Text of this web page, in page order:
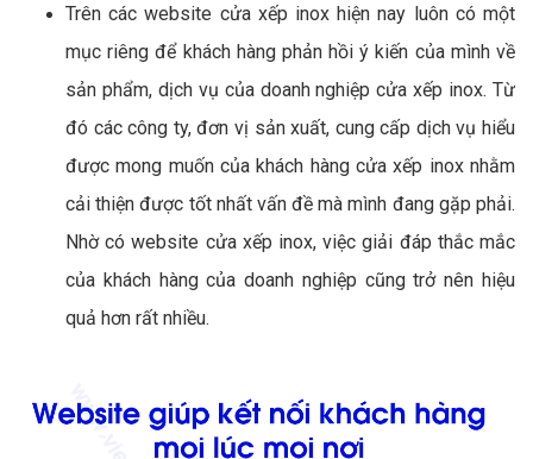
Trên các website cửa xếp inox hiện nay luôn có một
mục riêng để khách hàng phản hồi ý kiến của mình về
sản phẩm, dịch vụ của doanh nghiệp cửa xếp inox. Từ
đó các công ty, đơn vị sản xuất, cung cấp dịch vụ hiểu
được mong muốn của khách hàng cửa xếp inox nhằm
cải thiện được tốt nhất vấn đề mà mình đang gặp phải.
Nhờ có website cửa xếp inox, việc giải đáp thắc mắc
của khách hàng của doanh nghiệp cũng trở nên hiệu
quả hơn rất nhiều.